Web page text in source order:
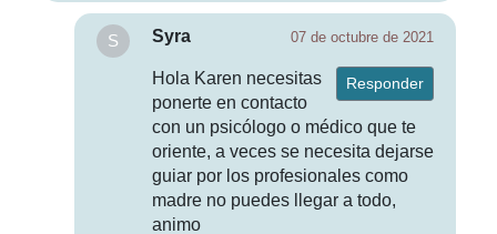
07 de octubre de 2021
Syra
Responder
Hola Karen necesitas
ponerte en contacto
con un psicólogo o médico que te
oriente, a veces se necesita dejarse
guiar por los profesionales como
madre no puedes llegar a todo,
animo